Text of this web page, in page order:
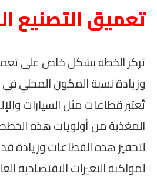
تعميق التصنيع
تركز الخطة بشكل خاص على
وزيادة نسبة المكون المحلي
تُعتبر قطاعات مثل السيارات
المغذية من أولويات هذه
لتحفيز هذه القطاعات وزيادة
لمواكبة التغيرات الاقتصادية